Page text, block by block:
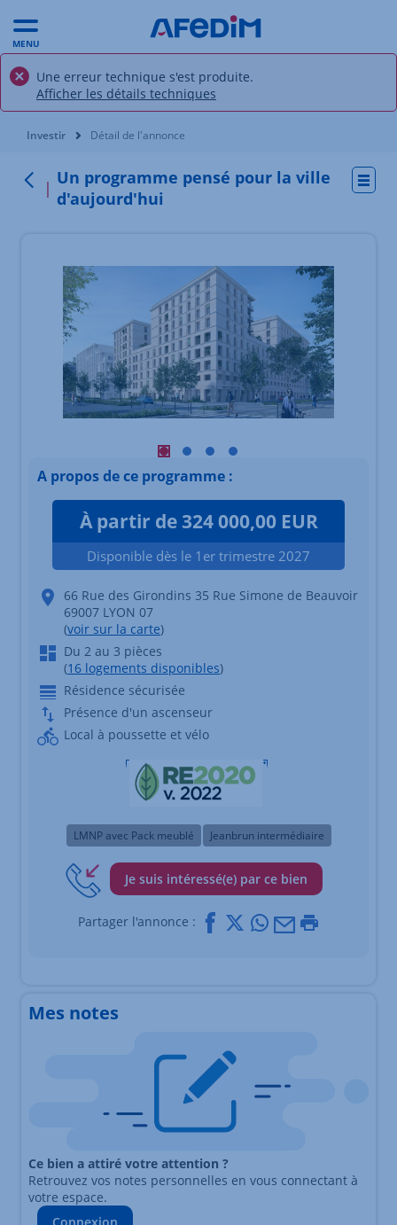
MENU
Une erreur technique s'est produite.
Afficher les détails techniques
Vous êtes ici:
Investir Détail de l'annonce
Retour
Un programme pensé pour la ville
d'aujourd'hui
Visuel principal mobile Afficher
Visuel principal mobile Afficher
Visuel principal mobile
Visuel principal mobile
Élément 1 sur 4
A propos de ce programme :
À partir de 324 000,00 EUR
Disponible dès le 1er trimestre 2027
66 Rue des Girondins 35 Rue Simone de Beauvoir
69007 LYON 07
(voir sur la carte)
Du 2 au 3 pièces
(16 logements disponibles)
Résidence sécurisée
Présence d'un ascenseur
Local à poussette et vélo
LMNP avec Pack meublé Jeanbrun intermédiaire
Je suis intéressé(e) par ce bien
Partager l'annonce : Facebook
X Whatsapp
Mail
Mes notes
Ce bien a attiré votre attention ?
Retrouvez vos notes personnelles en vous connectant à
votre espace.